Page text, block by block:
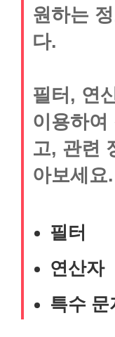
원하는
다.
필터, 연
이용하여
고, 관련
아보세요.
필터
연산자
특수 문